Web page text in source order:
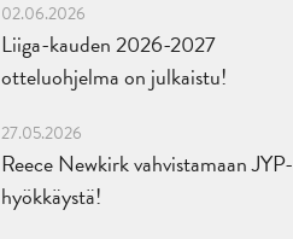
02.06.2026
Liiga-kauden 2026-2027
otteluohjelma on julkaistu!
27.05.2026
Reece Newkirk vahvistamaan JYP-
hyökkäystä!